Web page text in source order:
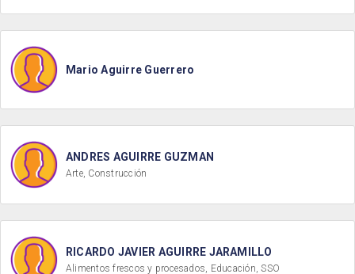
Mario Aguirre Guerrero
ANDRES AGUIRRE GUZMAN
Arte, Construcción
RICARDO JAVIER AGUIRRE JARAMILLO
Alimentos frescos y procesados, Educación, SSO